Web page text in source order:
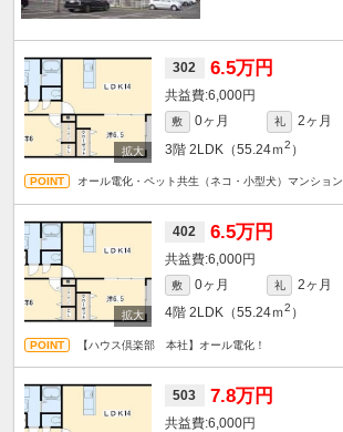
302 6.5万円
6,000円
敷 0ヶ月 礼
2ヶ月
3階 2LDK（55.24ｍ2 ）
オール電化・ペット共生（ネコ・小型犬）マンション
402 6.5万円
6,000円
敷 0ヶ月 礼
2ヶ月
4階 2LDK（55.24ｍ2 ）
【ハウス倶楽部 本社】オール電化！
503 7.8万円
6,000円